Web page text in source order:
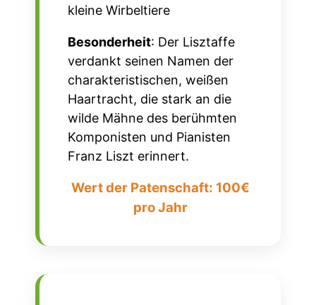
kleine Wirbeltiere
Besonderheit: Der Lisztaffe
verdankt seinen Namen der
charakteristischen, weißen
Haartracht, die stark an die
wilde Mähne des berühmten
Komponisten und Pianisten
Franz Liszt erinnert.
Wert der Patenschaft: 100€
pro Jahr